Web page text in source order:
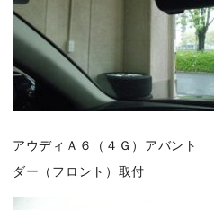
アウディＡ６（４Ｇ）アバ
ダー（フロント）取付